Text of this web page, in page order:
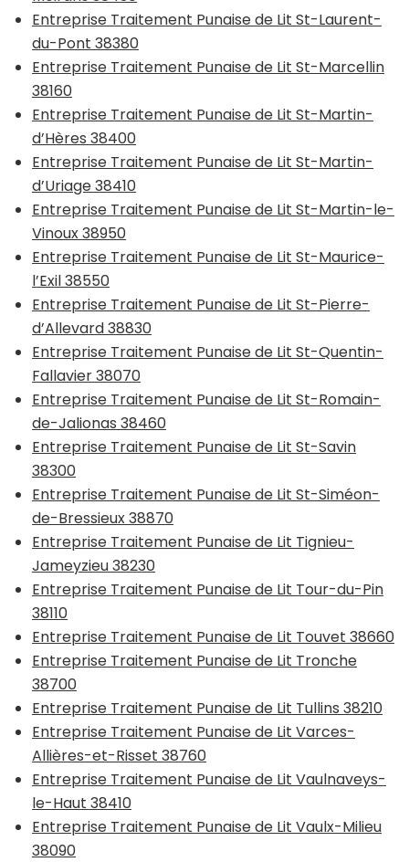
Entreprise Traitement Punaise de Lit St-Laurent-
du-Pont 38380
Entreprise Traitement Punaise de Lit St-Marcellin
38160
Entreprise Traitement Punaise de Lit St-Martin-
d’Hères 38400
Entreprise Traitement Punaise de Lit St-Martin-
d’Uriage 38410
Entreprise Traitement Punaise de Lit St-Martin-le-
Vinoux 38950
Entreprise Traitement Punaise de Lit St-Maurice-
l’Exil 38550
Entreprise Traitement Punaise de Lit St-Pierre-
d’Allevard 38830
Entreprise Traitement Punaise de Lit St-Quentin-
Fallavier 38070
Entreprise Traitement Punaise de Lit St-Romain-
de-Jalionas 38460
Entreprise Traitement Punaise de Lit St-Savin
38300
Entreprise Traitement Punaise de Lit St-Siméon-
de-Bressieux 38870
Entreprise Traitement Punaise de Lit Tignieu-
Jameyzieu 38230
Entreprise Traitement Punaise de Lit Tour-du-Pin
38110
Entreprise Traitement Punaise de Lit Touvet 38660
Entreprise Traitement Punaise de Lit Tronche
38700
Entreprise Traitement Punaise de Lit Tullins 38210
Entreprise Traitement Punaise de Lit Varces-
Allières-et-Risset 38760
Entreprise Traitement Punaise de Lit Vaulnaveys-
le-Haut 38410
Entreprise Traitement Punaise de Lit Vaulx-Milieu
38090